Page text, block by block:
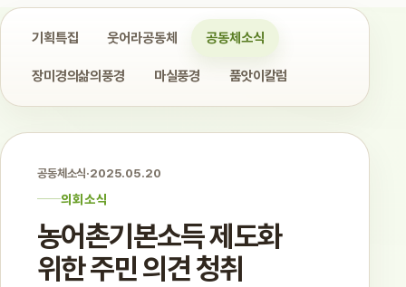
기획특집 웃어라공동체 공동체소식
장미경의삶의풍경 마실풍경 품앗이칼럼
공동체소식·2025.05.20
의회소식
농어촌기본소득 제도화
위한 주민 의견 청취